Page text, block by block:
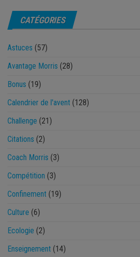
CATÉGORIES
Astuces (57)
Avantage Morris (28)
Bonus (19)
Calendrier de l'avent (128)
Challenge (21)
Citations (2)
Coach Morris (3)
Compétition (3)
Confinement (19)
Culture (6)
Ecologie (2)
Enseignement (14)